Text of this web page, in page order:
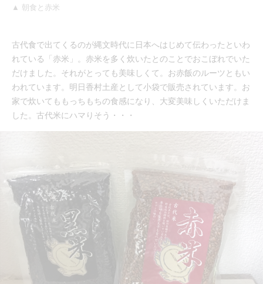
▲ 朝食と赤米
古代食で出てくるのが縄文時代に日本へはじめて伝わったといわ
れている「赤米」。赤米を多く炊いたとのことでおこぼれでいた
だけました。それがとっても美味しくて。お赤飯のルーツともい
われています。明日香村土産として小袋で販売されています。お
家で炊いてももっちもちの食感になり、大変美味しくいただけま
した。古代米にハマりそう・・・